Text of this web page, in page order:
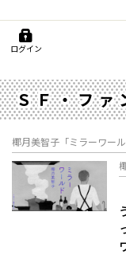
ログイン
ＳＦ・ファ
椰月美智子「ミラーワール